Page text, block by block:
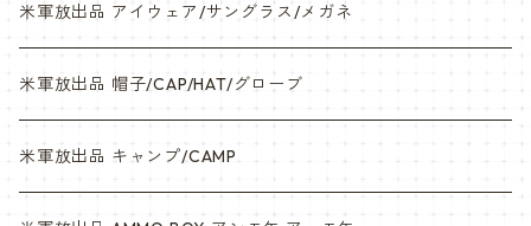
米軍放出品 アイウェア/サングラス/メガネ
米軍放出品 帽子/CAP/HAT/グローブ
米軍放出品 キャンプ/CAMP